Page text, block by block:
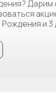
Дарим
и 3